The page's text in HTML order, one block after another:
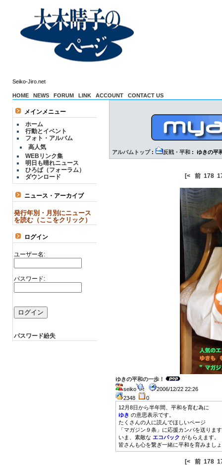
Seiko-Jiro.net
HOME NEWS FORUM LINK ACCOUNT CONTACT US
メインメニュー
ホーム
行動とイベント
フォト・アルバム
高人気
WEBリンク集
明日も晴れニュース
ひろば（フォーラム）
ダウンロード
ニュース・アーカイブ
発行年別・月別にニュース
を読む（ここをクリック）
ログイン
ユーザー名:
パスワード:
パスワード紛失
アルバムトップ: 反戦・平和: ゆきの平
[< 前 178
ゆきの平和の一歩！
seiko
2006/12/22 22:26
2348
0
12月8日から半年間、平和を育む為に
ゆき の意思表示です。
たくさんの人に読んでほしいページ
「マガジン９条」に応援カンパを送りま
いま、素敵な エコバック がもらえます。
皆さんも心を繋ぎ一緒に平和を育みまし
[< 前 178